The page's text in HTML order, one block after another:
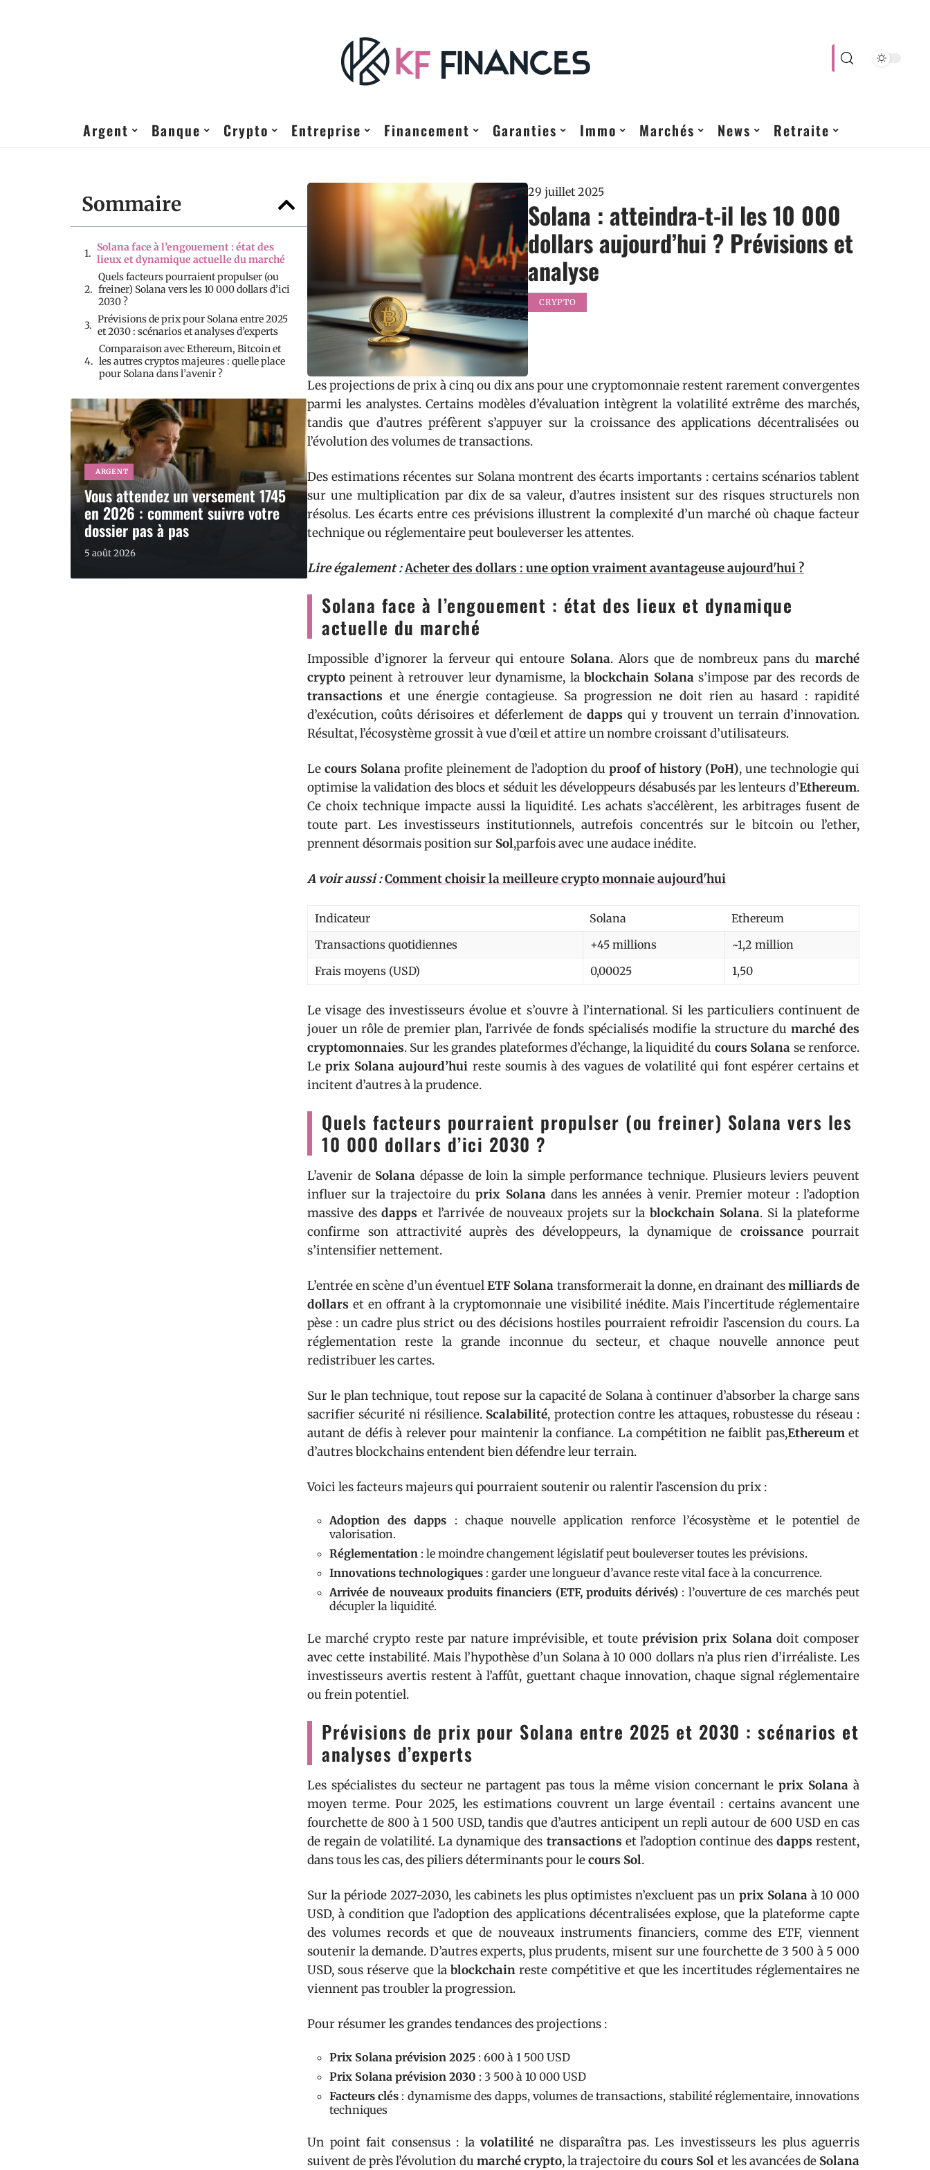
Argent Banque Crypto Entreprise Financement Garanties Immo Marchés News Retraite
Sommaire
Solana face à l’engouement : état des
lieux et dynamique actuelle du marché
Quels facteurs pourraient propulser (ou
freiner) Solana vers les 10 000 dollars d’ici
2030 ?
Prévisions de prix pour Solana entre 2025
et 2030 : scénarios et analyses d’experts
Comparaison avec Ethereum, Bitcoin et
les autres cryptos majeures : quelle place
pour Solana dans l’avenir ?
ARGENT
Vous attendez un versement 1745
en 2026 : comment suivre votre
dossier pas à pas
5 août 2026
29 juillet 2025
Solana : atteindra-t-il les 10 000
dollars aujourd’hui ? Prévisions et
analyse
CRYPTO
Les projections de prix à cinq ou dix ans pour une cryptomonnaie restent rarement convergentes
parmi les analystes. Certains modèles d’évaluation intègrent la volatilité extrême des marchés,
tandis que d’autres préfèrent s’appuyer sur la croissance des applications décentralisées ou
l’évolution des volumes de transactions.
Des estimations récentes sur Solana montrent des écarts importants : certains scénarios tablent
sur une multiplication par dix de sa valeur, d’autres insistent sur des risques structurels non
résolus. Les écarts entre ces prévisions illustrent la complexité d’un marché où chaque facteur
technique ou réglementaire peut bouleverser les attentes.
Lire également :Acheter des dollars : une option vraiment avantageuse aujourd'hui ?
Solana face à l’engouement : état des lieux et dynamique
actuelle du marché
Impossible d’ignorer la ferveur qui entoure Solana. Alors que de nombreux pans dumarché
crypto peinent à retrouver leur dynamisme, lablockchain Solanas’impose par des records de
transactions et une énergie contagieuse. Sa progression ne doit rien au hasard : rapidité
d’exécution, coûts dérisoires et déferlement de dapps qui y trouvent un terrain d’innovation.
Résultat, l’écosystème grossit à vue d’œil et attire un nombre croissant d’utilisateurs.
Le cours Solana profite pleinement de l’adoption du proof of history (PoH), une technologie qui
optimise la validation des blocs et séduit les développeurs désabusés par les lenteurs d’Ethereum.
Ce choix technique impacte aussi la liquidité. Les achats s’accélèrent, les arbitrages fusent de
toute part. Les investisseurs institutionnels, autrefois concentrés sur le bitcoin ou l’ether,
prennent désormais position sur Sol,parfois avec une audace inédite.
A voir aussi :Comment choisir la meilleure crypto monnaie aujourd'hui
Indicateur Solana
Ethereum
Transactions quotidiennes
+45 millions
~1,2 million
Frais moyens (USD)
0,00025 1,50
Le visage des investisseurs évolue et s’ouvre à l’international. Si les particuliers continuent de
jouer un rôle de premier plan, l’arrivée de fonds spécialisés modifie la structure dumarché des
cryptomonnaies. Sur les grandes plateformes d’échange, la liquidité du cours Solana se renforce.
Leprix Solana aujourd’hui reste soumis à des vagues de volatilité qui font espérer certains et
incitent d’autres à la prudence.
Quels facteurs pourraient propulser (ou freiner) Solana vers les
10 000 dollars d’ici 2030 ?
L’avenir de Solana dépasse de loin la simple performance technique. Plusieurs leviers peuvent
influer sur la trajectoire duprix Solanadans les années à venir. Premier moteur : l’adoption
massive desdapps et l’arrivée de nouveaux projets sur lablockchain Solana. Si la plateforme
confirme son attractivité auprès des développeurs, la dynamique decroissance pourrait
s’intensifier nettement.
L’entrée en scène d’un éventuelETF Solana transformerait la donne, en drainant desmilliards de
dollars et en offrant à la cryptomonnaie une visibilité inédite. Mais l’incertitude réglementaire
pèse : un cadre plus strict ou des décisions hostiles pourraient refroidir l’ascension du cours. La
réglementation reste la grande inconnue du secteur, et chaque nouvelle annonce peut
redistribuer les cartes.
Sur le plan technique, tout repose sur la capacité de Solana à continuer d’absorber la charge sans
sacrifier sécurité ni résilience. Scalabilité, protection contre les attaques, robustesse du réseau :
autant de défis à relever pour maintenir la confiance. La compétition ne faiblit pas,Ethereumet
d’autres blockchains entendent bien défendre leur terrain.
Voici les facteurs majeurs qui pourraient soutenir ou ralentir l’ascension du prix :
Adoption des dapps : chaque nouvelle application renforce l’écosystème et le potentiel de
valorisation.
Réglementation : le moindre changement législatif peut bouleverser toutes les prévisions.
Innovations technologiques : garder une longueur d’avance reste vital face à la concurrence.
Arrivée de nouveaux produits financiers (ETF, produits dérivés) : l’ouverture de ces marchés peut
décupler la liquidité.
Le marché crypto reste par nature imprévisible, et touteprévision prix Solanadoit composer
avec cette instabilité. Mais l’hypothèse d’un Solana à 10 000 dollars n’a plus rien d’irréaliste. Les
investisseurs avertis restent à l’affût, guettant chaque innovation, chaque signal réglementaire
ou frein potentiel.
Prévisions de prix pour Solana entre 2025 et 2030 : scénarios et
analyses d’experts
Les spécialistes du secteur ne partagent pas tous la même vision concernant leprix Solana à
moyen terme. Pour 2025, les estimations couvrent un large éventail : certains avancent une
fourchette de 800 à 1 500 USD, tandis que d’autres anticipent un repli autour de 600 USD en cas
de regain de volatilité. La dynamique des transactions et l’adoption continue des dapps restent,
dans tous les cas, des piliers déterminants pour lecours Sol.
Sur la période 2027-2030, les cabinets les plus optimistes n’excluent pas un prix Solanaà 10 000
USD, à condition que l’adoption des applications décentralisées explose, que la plateforme capte
des volumes records et que de nouveaux instruments financiers, comme des ETF, viennent
soutenir la demande. D’autres experts, plus prudents, misent sur une fourchette de 3 500 à 5 000
USD, sous réserve que lablockchain reste compétitive et que les incertitudes réglementaires ne
viennent pas troubler la progression.
Pour résumer les grandes tendances des projections :
Prix Solana prévision 2025 : 600 à 1 500 USD
Prix Solana prévision 2030 : 3 500 à 10 000 USD
Facteurs clés : dynamisme des dapps, volumes de transactions, stabilité réglementaire, innovations
techniques
Un point fait consensus : la volatilité ne disparaîtra pas. Les investisseurs les plus aguerris
suivent de près l’évolution du marché crypto, la trajectoire ducours Sol et les avancées de Solana